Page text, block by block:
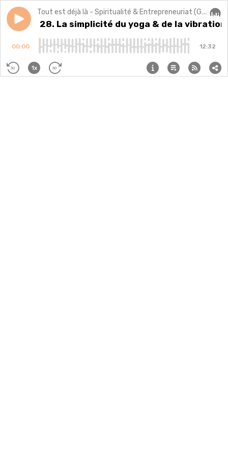
Play episode[Extrait] 28. La simplicité du yoga & de la vibration
Tout est déjà là - Spiritualité & Entrepreneuriat (Guide de Yoga, formations et accompagnements)
28. La simplicité du yoga & de la vibration
00:00 12:32
30 1x 30